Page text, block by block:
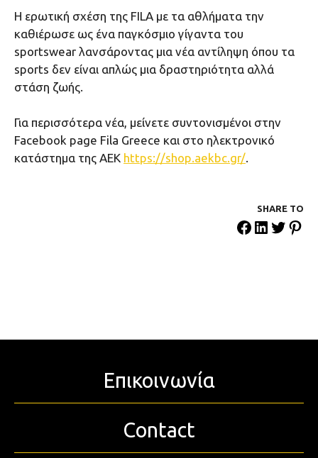
Η ερωτική σχέση της FILA με τα αθλήματα την
καθιέρωσε ως ένα παγκόσμιο γίγαντα του
sportswear λανσάροντας μια νέα αντίληψη όπου τα
sports δεν είναι απλώς μια δραστηριότητα αλλά
στάση ζωής.
Για περισσότερα νέα, μείνετε συντονισμένοι στην
Facebook page Fila Greece και στο ηλεκτρονικό
κατάστημα της ΑΕΚ https://shop.aekbc.gr/.
SHARE ΤΟ
Επικοινωνία
Contact